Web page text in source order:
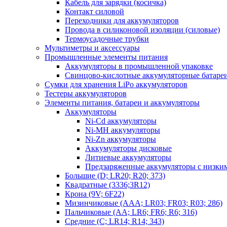
Кабель для зарядки (косичка)
Контакт силовой
Переходники для аккумуляторов
Провода в силиконовой изоляции (силовые)
Термоусадочные трубки
Мультиметры и аксессуары
Промышленные элементы питания
Аккумуляторы в промышленной упаковке
Свинцово-кислотные аккумуляторные
Сумки для хранения LiPo аккумуляторов
Тестеры аккумуляторов
Элементы питания, батареи и аккумуляторы
Аккумуляторы
Ni-Cd аккумуляторы
Ni-MH аккумуляторы
Ni-Zn аккумуляторы
Аккумуляторы дисковые
Литиевые аккумуляторы
Предзаряженные аккумуляторы с
Большие (D; LR20; R20; 373)
Квадратные (3336;3R12)
Крона (9V; 6F22)
Мизинчиковые (AAA; LR03; FR03; R03; 286)
Пальчиковые (AA; LR6; FR6; R6; 316)
Средние (C; LR14; R14; 343)